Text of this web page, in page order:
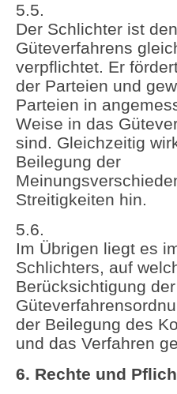
5.5.
Der Schlichter ist
Güteverfahrens
verpflichtet. Er
der Parteien und
Parteien in
Weise in das
sind. Gleichzeitig
Beilegung der
Streitigkeiten hin.
5.6.
Im Übrigen liegt es
Schlichters, auf
Berücksichtigung
der Beilegung des
und das Verfahren
6. Rechte und